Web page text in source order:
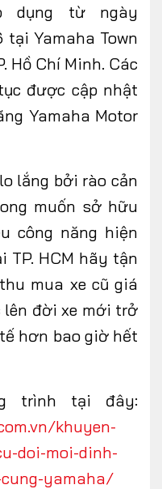
dụng từ ngày
Yamaha Town
Hồ Chí Minh. Các
được cập nhật
Yamaha Motor
lắng bởi rào cản
muốn sở hữu
công năng hiện
TP. HCM hãy tận
mua xe cũ giá
lên đời xe mới trở
hơn bao giờ hết
trình tại đây:
khuyen-
doi-moi-dinh-
yamaha/